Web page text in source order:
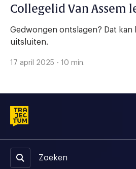
Collegelid Van Assem
Gedwongen ontslagen? Dat
uitsluiten.
17 april 2025 - 10 min.
Zoeken